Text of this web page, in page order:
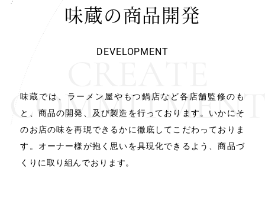
味蔵の商品開発
DEVELOPMENT
味蔵では、ラーメン屋やもつ鍋店など各店舗監修のも
と、 商品の開発、及び製造を行っております。 いかにそ
のお店の味を再現できるかに徹底して こだわっておりま
す。 オーナー様が抱く思いを具現化できるよう、商品づ
くりに取り組んでおります。